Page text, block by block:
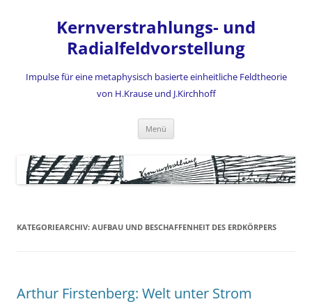
Kernverstrahlungs- und
Radialfeldvorstellung
Impulse für eine metaphysisch basierte einheitliche Feldtheorie
von H.Krause und J.Kirchhoff
Menü
KATEGORIEARCHIV: AUFBAU UND BESCHAFFENHEIT DES ERDKÖRPERS
Arthur Firstenberg: Welt unter Strom